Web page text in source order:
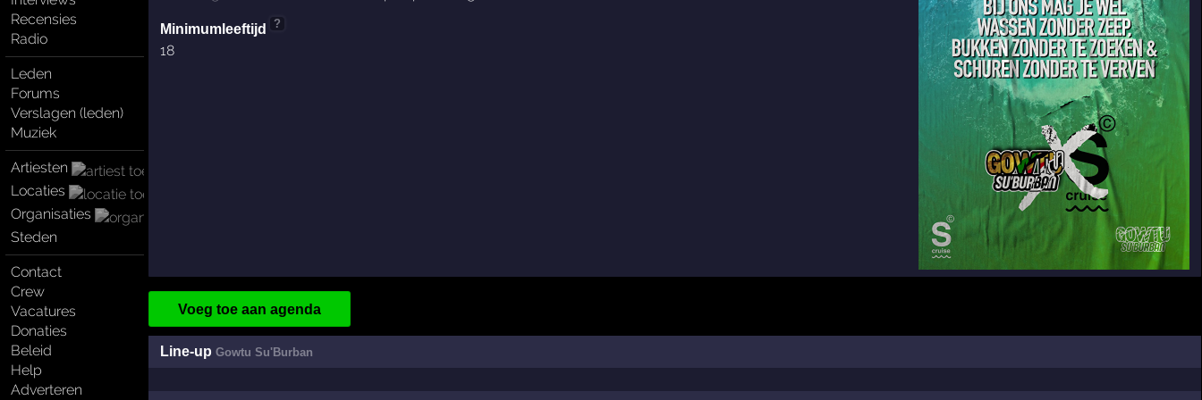
Recensies
Radio
Leden
Forums
Verslagen (leden)
Muziek
Artiesten
Locaties
Organisaties
Steden
Contact
Crew
Vacatures
Donaties
Beleid
Help
Adverteren
Minimumleeftijd ?
18
Voeg toe aan agenda
Line-up Gowtu Su'Burban